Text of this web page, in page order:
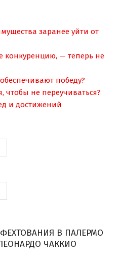
заранее уйти от
конкуренцию, — теперь не
победу?
чтобы не переучиваться?
и достижений
В ПАЛЕРМО
ЧАККИО